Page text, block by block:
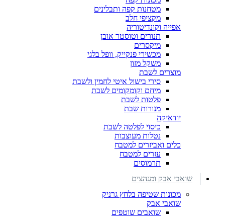
מטחנות קפה ותבלינים
מקציפי חלב
אפייה וקונדיטוריה
תנורים וטוסטר אובן
מיקסרים
מכשירי פנקייק, וופל בלגי
משקל מזון
מוצרים לשבת
סירי בישול איטי לחמין ולשבת
מיחם וקומקומים לשבת
פלטות לשבת
מנורות שבת
יודאיקה
כיסוי לפלטה לשבת
נטלות מעוצבות
כלים ואביזרים למטבח
עזרים למטבח
תרמוסים
שואבי אבק ומגהצים
מכונות שטיפה בלחץ גרניק
שואבי אבק
שואבים שוטפים